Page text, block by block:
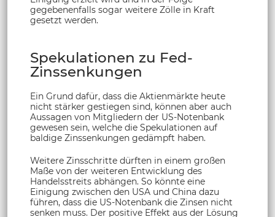
gegebenenfalls sogar weitere Zölle in Kraft
gesetzt werden.
Spekulationen zu Fed-
Zinssenkungen
Ein Grund dafür, dass die Aktienmärkte heute
nicht stärker gestiegen sind, können aber auch
Aussagen von Mitgliedern der US-Notenbank
gewesen sein, welche die Spekulationen auf
baldige Zinssenkungen gedämpft haben.
Weitere Zinsschritte dürften in einem großen
Maße von der weiteren Entwicklung des
Handelsstreits abhängen. So könnte eine
Einigung zwischen den USA und China dazu
führen, dass die US-Notenbank die Zinsen nicht
senken muss. Der positive Effekt aus der Lösung